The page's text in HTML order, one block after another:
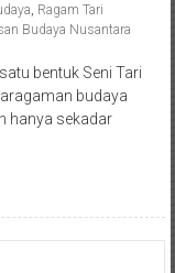
Ragam Tari
Budaya Nusantara
bentuk Seni Tari
budaya
hanya sekadar